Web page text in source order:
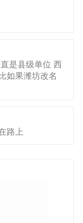
是县级单位 西
如果潍坊改名
路上